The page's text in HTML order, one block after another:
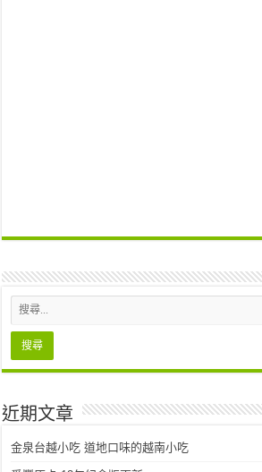
近期文章
金泉台越小吃 道地口味的越南小吃